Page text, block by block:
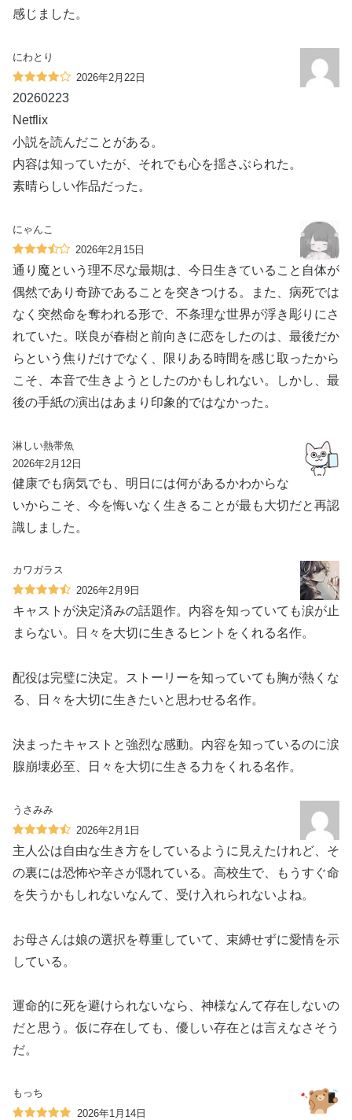
感じました。
にわとり
2026年2月22日
20260223
Netflix
小説を読んだことがある。
内容は知っていたが、それでも心を揺さぶられた。
素晴らしい作品だった。
にゃんこ
2026年2月15日
通り魔という理不尽な最期は、今日生きていること自体が
偶然であり奇跡であることを突きつける。また、病死では
なく突然命を奪われる形で、不条理な世界が浮き彫りにさ
れていた。咲良が春樹と前向きに恋をしたのは、最後だか
らという焦りだけでなく、限りある時間を感じ取ったから
こそ、本音で生きようとしたのかもしれない。しかし、最
後の手紙の演出はあまり印象的ではなかった。
淋しい熱帯魚
2026年2月12日
健康でも病気でも、明日には何があるかわからな
いからこそ、今を悔いなく生きることが最も大切だと再認
識しました。
カワガラス
2026年2月9日
キャストが決定済みの話題作。内容を知っていても涙が止
まらない。日々を大切に生きるヒントをくれる名作。
配役は完璧に決定。ストーリーを知っていても胸が熱くな
る、日々を大切に生きたいと思わせる名作。
決まったキャストと強烈な感動。内容を知っているのに涙
腺崩壊必至、日々を大切に生きる力をくれる名作。
うさみみ
2026年2月1日
主人公は自由な生き方をしているように見えたけれど、そ
の裏には恐怖や辛さが隠れている。高校生で、もうすぐ命
を失うかもしれないなんて、受け入れられないよね。
お母さんは娘の選択を尊重していて、束縛せずに愛情を示
している。
運命的に死を避けられないなら、神様なんて存在しないの
だと思う。仮に存在しても、優しい存在とは言えなさそう
だ。
もっち
2026年1月14日